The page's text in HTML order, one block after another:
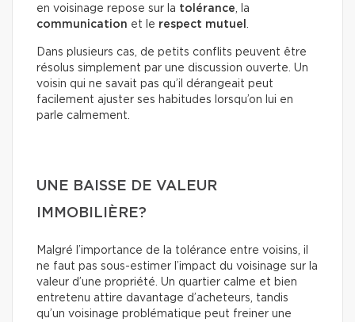
en voisinage repose sur la tolérance, la
communication et le respect mutuel .
Dans plusieurs cas, de petits conflits peuvent être
résolus simplement par une discussion ouverte. Un
voisin qui ne savait pas qu’il dérangeait peut
facilement ajuster ses habitudes lorsqu’on lui en
parle calmement.
UNE BAISSE DE VALEUR
IMMOBILIÈRE?
Malgré l’importance de la tolérance entre voisins, il
ne faut pas sous-estimer l’impact du voisinage sur la
valeur d’une propriété. Un quartier calme et bien
entretenu attire davantage d’acheteurs, tandis
qu’un voisinage problématique peut freiner une